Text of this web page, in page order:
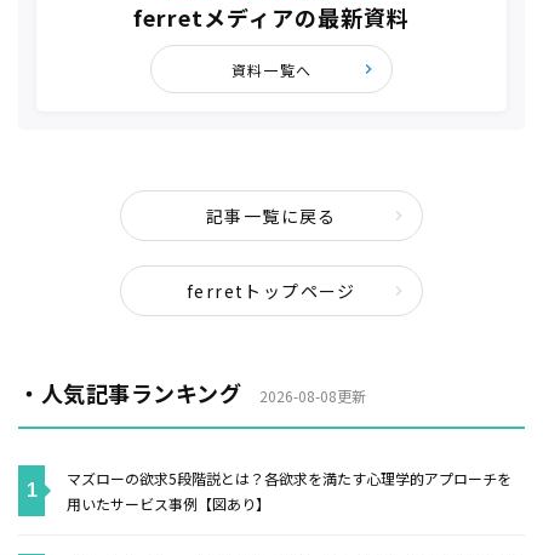
ferretメディアの最新資料
資料一覧へ
記事一覧に戻る
ferretトップページ
・人気記事ランキング 2026-08-08更新
マズローの欲求5段階説とは？各欲求を満たす心理学的アプローチを
用いたサービス事例【図あり】